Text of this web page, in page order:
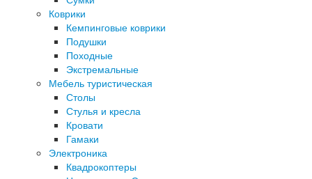
Коврики
Кемпинговые коврики
Подушки
Походные
Экстремальные
Мебель туристическая
Столы
Стулья и кресла
Кровати
Гамаки
Электроника
Квадрокоптеры